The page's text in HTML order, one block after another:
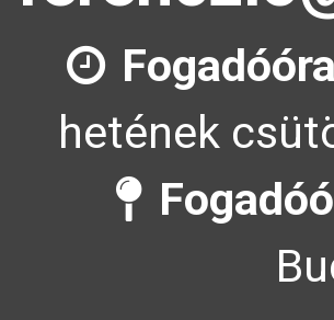
hetének